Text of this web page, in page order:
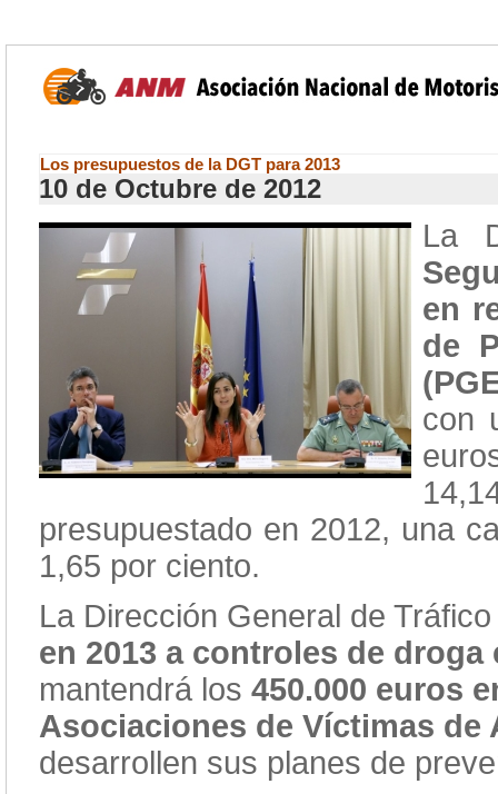
Los presupuestos de la DGT para 2013
10 de Octubre de 2012
La
en
de
con
presupuestado en 2012, una
1,65 por ciento.
La Dirección General de
en 2013 a controles de
mantendrá los 450.000 euros
Asociaciones de Víctimas de
desarrollen sus planes de